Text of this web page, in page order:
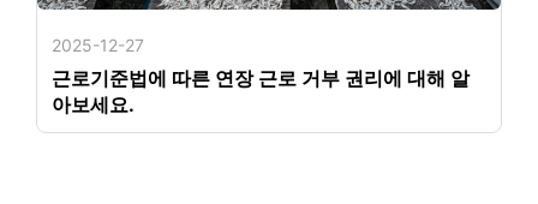
2025-12-27
근로기준법에 따른 연장 근로 거부 권리에 대해 알
아보세요.